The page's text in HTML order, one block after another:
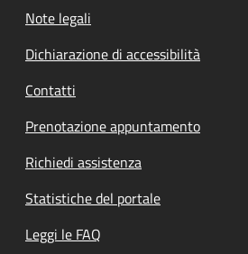
Note legali
Dichiarazione di accessibilità
Contatti
Prenotazione appuntamento
Richiedi assistenza
Statistiche del portale
Leggi le FAQ